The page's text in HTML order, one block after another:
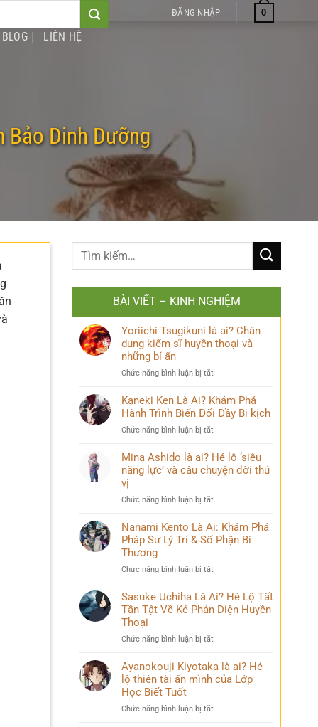
ĐĂNG NHẬP 0
BLOG LIÊN HỆ
Bảo Dinh Dưỡng
BÀI VIẾT – KINH NGHIỆM
Yoriichi Tsugikuni là ai? Chân
dung kiếm sĩ huyền thoại và
những bí ẩn
Chức năng bình luận bị tắt
Tsugikuni
là
Chân
kiếm
sĩ
và
bí
ẩn
Kaneki Ken Là Ai? Khám Phá
Hành Trình Biến Đổi Đầy Bi kịch
Chức năng bình luận bị tắt
Ken
Ai?
Phá
Trình
Biến
Bi
Mina Ashido là ai? Hé lộ ‘siêu
năng lực’ và câu chuyện đời thú
vị
Chức năng bình luận bị tắt
Ashido
là
lộ
năng
lực’
chuyện
thú
vị
Nanami Kento Là Ai: Khám Phá
Pháp Sư Lý Trí & Số Phận Bi
Thương
Chức năng bình luận bị tắt
Kento
Là
Phá
Sư
Lý
Số
Sasuke Uchiha Là Ai? Hé Lộ Tất
Tần Tật Về Kẻ Phản Diện Huyền
Thoại
Chức năng bình luận bị tắt
Uchiha
Lộ
Ayanokouji Kiyotaka là ai? Hé
lộ thiên tài ẩn mình của Lớp
Học Biết Tuốt
Chức năng bình luận bị tắt